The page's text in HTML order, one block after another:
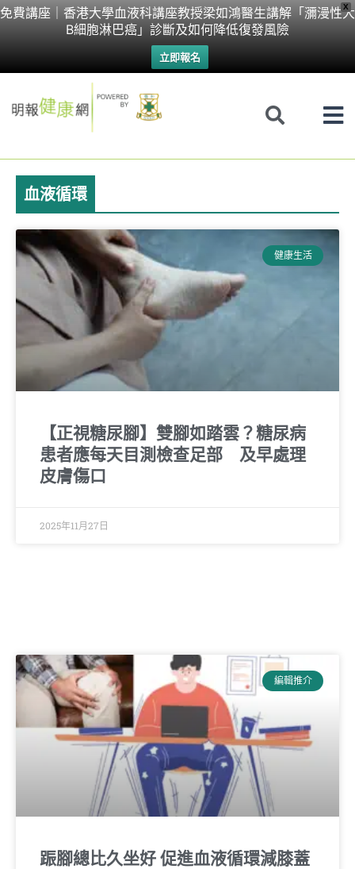
X
免費講座｜香港大學血液科講座教授梁如鴻醫生講解「瀰漫性大
B細胞淋巴癌」診斷及如何降低復發風險
立即報名
Skip
血液循環
健康生活
【正視糖尿腳】雙腳如踏雲？糖尿病
患者應每天目測檢查足部 及早處理
皮膚傷口
2025年11月27日
編輯推介
䟴腳總比久坐好 促進血液循環減膝蓋